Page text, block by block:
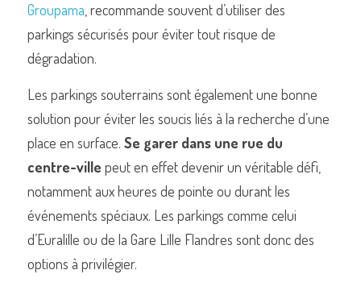
Groupama , recommande souvent d’utiliser des
parkings sécurisés pour éviter tout risque de
dégradation.
Les parkings souterrains sont également une bonne
solution pour éviter les soucis liés à la recherche d’une
place en surface. Se garer dans une rue du
centre-ville peut en effet devenir un véritable défi,
notamment aux heures de pointe ou durant les
événements spéciaux. Les parkings comme celui
d’Euralille ou de la Gare Lille Flandres sont donc des
options à privilégier.